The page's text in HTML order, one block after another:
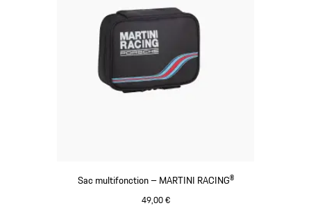
Sac multifonction – MARTINI RACING®
49,00 €